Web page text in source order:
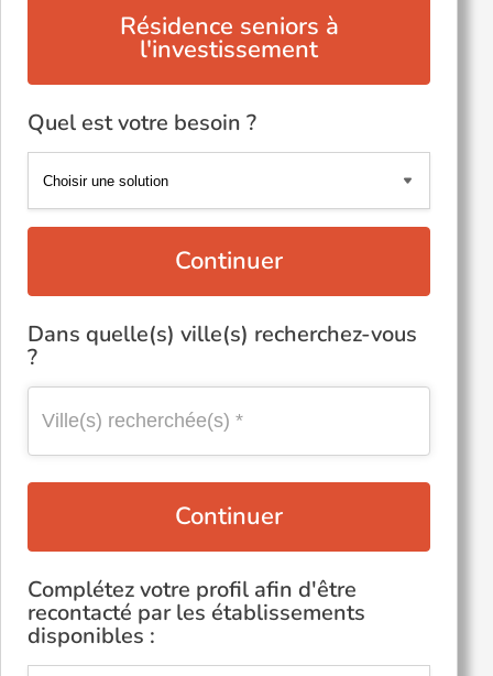
Résidence seniors à
l'investissement
Quel est votre besoin ?
Continuer
Dans quelle(s) ville(s) recherchez-vous
?
Continuer
Complétez votre profil afin d'être
recontacté par les établissements
disponibles :